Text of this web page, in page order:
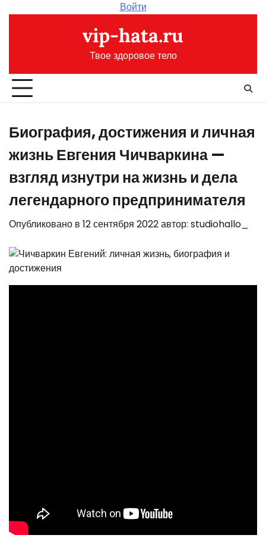
Войти
vip-hata.ru
Твое здоровое тело
Биография, достижения и личная
жизнь Евгения Чичваркина —
взгляд изнутри на жизнь и дела
легендарного предпринимателя
Опубликовано в 12 сентября 2022автор: studiohallo_